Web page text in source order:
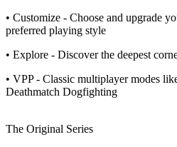
• Customize - Choose and upgrade
preferred playing style
• Explore - Discover the deepest
• VPP - Classic multiplayer modes
Deathmatch Dogfighting
The Original Series